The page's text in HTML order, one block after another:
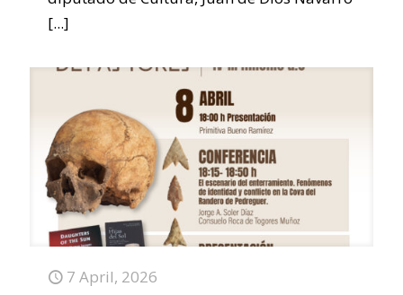
[...]
7 April, 2026